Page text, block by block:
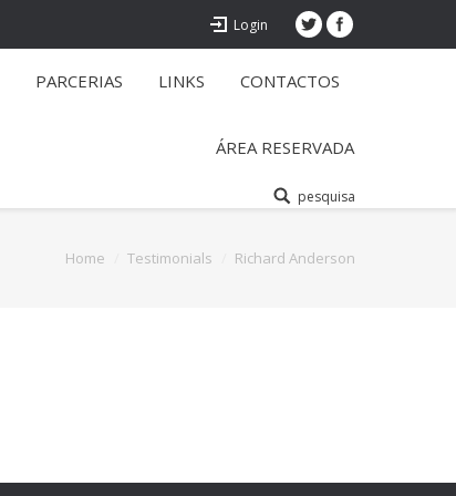
Login
PARCERIAS LINKS CONTACTOS
ÁREA RESERVADA
pesquisa
Home Testimonials Richard Anderson